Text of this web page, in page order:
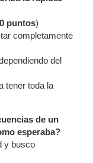
puntos)
completamente
del
tener toda la
de un
esperaba?
y busco